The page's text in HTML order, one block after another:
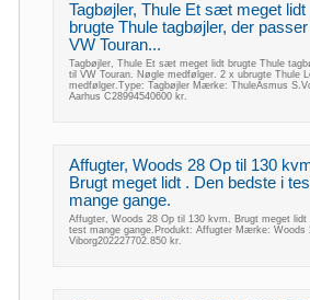
Tagbøjler, Thule Et sæt meget lidt
brugte Thule tagbøjler, der passer
VW Touran...
Tagbøjler, Thule Et sæt meget lidt brugte Thule
til VW Touran. Nøgle medfølger. 2 x ubrugte Thule
medfølger.Type: Tagbøjler Mærke: ThuleAsmus
Aarhus C28994540600 kr.
Affugter, Woods 28 Op til 130
Brugt meget lidt . Den bedste i
mange gange.
Affugter, Woods 28 Op til 130 kvm. Brugt meget
test mange gange.Produkt: Affugter Mærke: Woods
Viborg202227702.850 kr.